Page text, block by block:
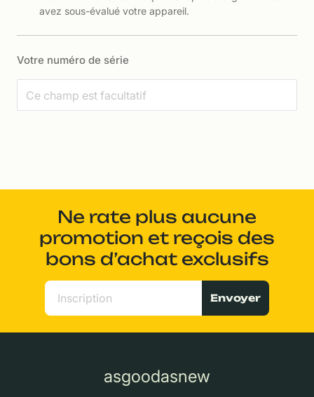
avez sous-évalué votre appareil.
Votre numéro de série
Ne rate plus aucune
promotion et reçois des
bons d’achat exclusifs
Envoyer
asgoodasnew